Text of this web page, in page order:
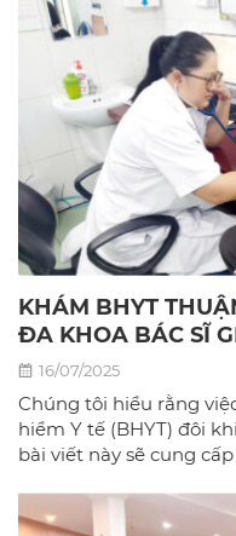
KHÁM BHYT
ĐA KHOA BÁC SĨ
16/07/2025
Chúng tôi hiểu rằng
hiểm Y tế (BHYT) đôi
bài viết này sẽ cung
quả nhất tại phòng
Nội.